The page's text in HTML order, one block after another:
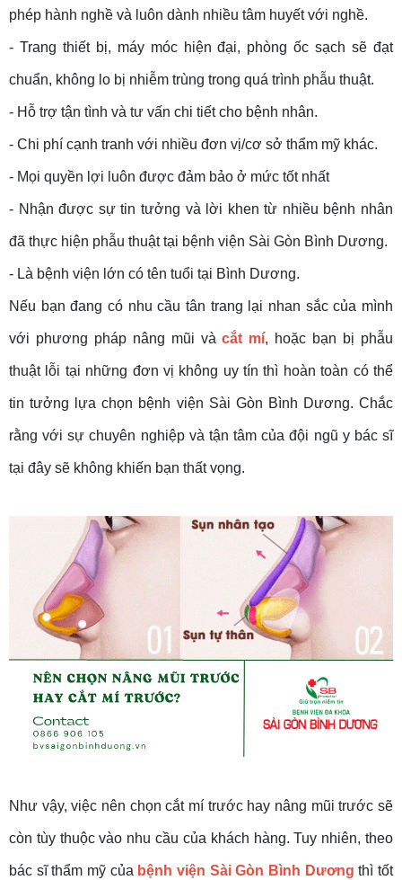
phép hành nghề và luôn dành nhiều tâm huyết với nghề.
- Trang thiết bị, máy móc hiện đại, phòng ốc sạch sẽ đạt
chuẩn, không lo bị nhiễm trùng trong quá trình phẫu thuật.
- Hỗ trợ tận tình và tư vấn chi tiết cho bệnh nhân.
- Chi phí cạnh tranh với nhiều đơn vị/cơ sở thẩm mỹ khác.
- Mọi quyền lợi luôn được đảm bảo ở mức tốt nhất
- Nhận được sự tin tưởng và lời khen từ nhiều bệnh nhân
đã thực hiện phẫu thuật tại bệnh viện Sài Gòn Bình Dương.
- Là bệnh viện lớn có tên tuổi tại Bình Dương.
Nếu bạn đang có nhu cầu tân trang lại nhan sắc của mình
với phương pháp nâng mũi vàcắt mí, hoặc bạn bị phẫu
thuật lỗi tại những đơn vị không uy tín thì hoàn toàn có thể
tin tưởng lựa chọn bệnh viện Sài Gòn Bình Dương. Chắc
rằng với sự chuyên nghiệp và tận tâm của đội ngũ y bác sĩ
tại đây sẽ không khiến bạn thất vọng.
Như vậy, việc nên chọn cắt mí trước hay nâng mũi trước sẽ
còn tùy thuộc vào nhu cầu của khách hàng. Tuy nhiên, theo
bác sĩ thẩm mỹ của bệnh viện Sài Gòn Bình Dương thì tốt